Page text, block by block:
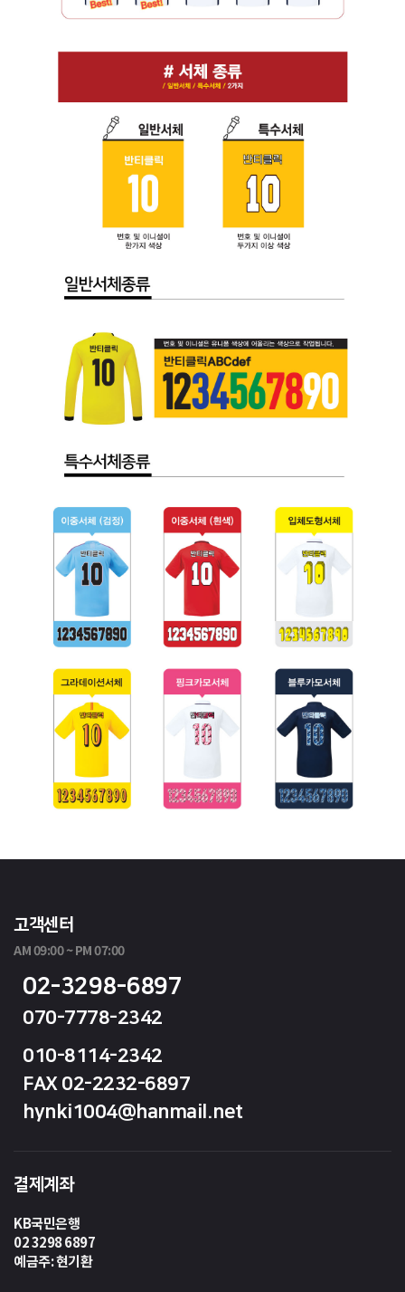
고객센터
AM 09:00 ~ PM 07:00
02-3298-6897
070-7778-2342
010-8114-2342
FAX 02-2232-6897
hynki1004@hanmail.net
결제계좌
KB국민은행
02 3298 6897
예금주: 현기환